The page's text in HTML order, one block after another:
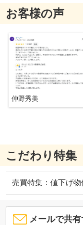
お客様の声
仲野秀美
こだわり特集
売買特集：値下げ物
メールで共有